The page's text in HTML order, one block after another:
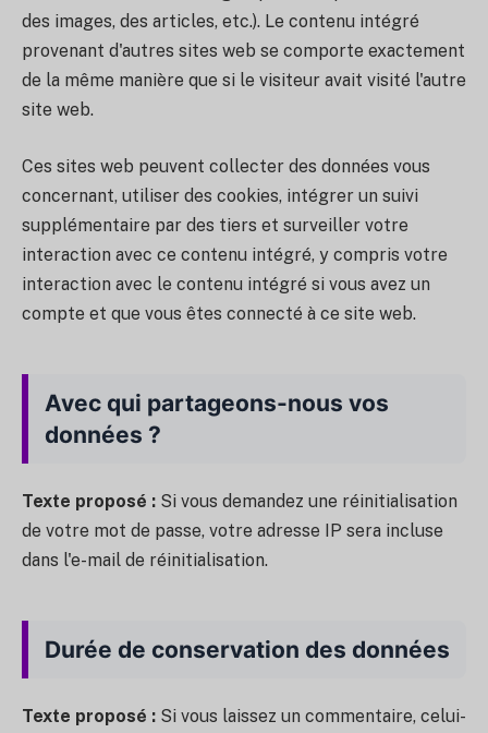
des images, des articles, etc.). Le contenu intégré
provenant d'autres sites web se comporte exactement
de la même manière que si le visiteur avait visité l'autre
site web.
Ces sites web peuvent collecter des données vous
concernant, utiliser des cookies, intégrer un suivi
supplémentaire par des tiers et surveiller votre
interaction avec ce contenu intégré, y compris votre
interaction avec le contenu intégré si vous avez un
compte et que vous êtes connecté à ce site web.
Avec qui partageons-nous vos
données ?
Texte proposé : Si vous demandez une réinitialisation
de votre mot de passe, votre adresse IP sera incluse
dans l'e-mail de réinitialisation.
Durée de conservation des données
Texte proposé : Si vous laissez un commentaire, celui-